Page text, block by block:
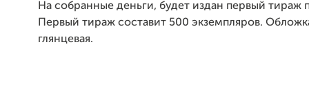
На собранные деньги, будет издан первый тираж
Первый тираж составит 500 экземпляров.
глянцевая.